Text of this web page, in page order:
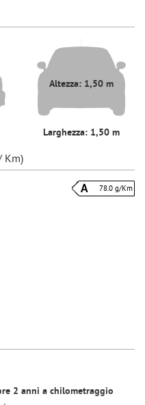
Altezza: 1,50 m
Larghezza: 1,50 m
Km)
78.0 g/Km
2 anni a chilometraggio